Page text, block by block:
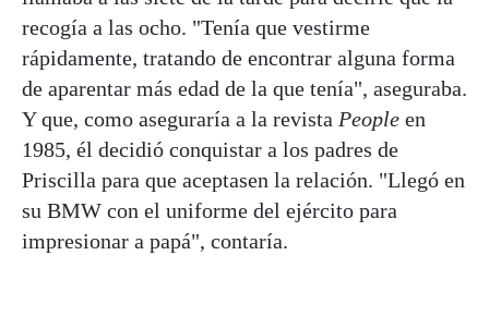
recogía a las ocho. "Tenía que vestirme
rápidamente, tratando de encontrar alguna forma
de aparentar más edad de la que tenía", aseguraba.
Y que, como aseguraría a la revista People en
1985, él decidió conquistar a los padres de
Priscilla para que aceptasen la relación. "Llegó en
su BMW con el uniforme del ejército para
impresionar a papá", contaría.